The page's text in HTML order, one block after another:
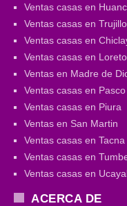
Ventas casas en
Ventas casas en Trujillo
Ventas casas en
Ventas casas en Loreto
Ventas en Madre de
Ventas casas en Pasco
Ventas casas en Piura
Ventas en San Martin
Ventas casas en Tacna
Ventas casas en
Ventas casas en
ACERCA DE